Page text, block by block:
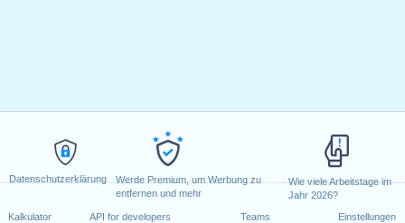
Datenschutzerklärung
Werde Premium, um Werbung zu
entfernen und mehr
Wie viele Arbeitstage im
Jahr 2026?
Kalkulator
API for developers
Teams
Einstellungen